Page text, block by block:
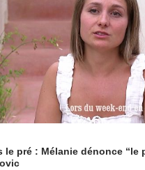
le pré : Mélanie dénonce “le